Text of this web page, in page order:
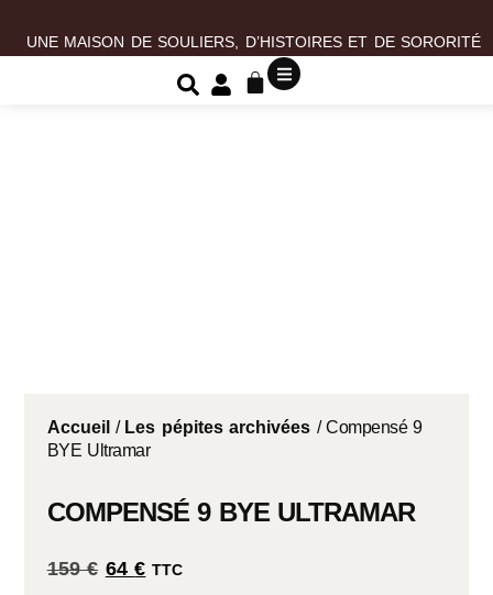
UNE MAISON DE SOULIERS, D’HISTOIRES ET DE SORORITÉ
Accueil / Les pépites archivées / Compensé 9
BYE Ultramar
COMPENSÉ 9 BYE ULTRAMAR
159€ 64€ TTC